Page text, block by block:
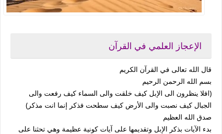
الإعجاز العلمي في القرآن
قال الله تعالى في القرآن الكريم
بسم الله الرحمن الرحيم
(افلا ينظرون الى الإبل كيف خلقت والى السماء كيف رفعت والى
الجبال كيف نصبت والى الأرض كيف سطحت فذكر إنما انت مذكر)
صدق الله العظيم
بدء الآيات بذكر الإبل وتقديمها على آيات كونية عظيمة وهي تحثنا على